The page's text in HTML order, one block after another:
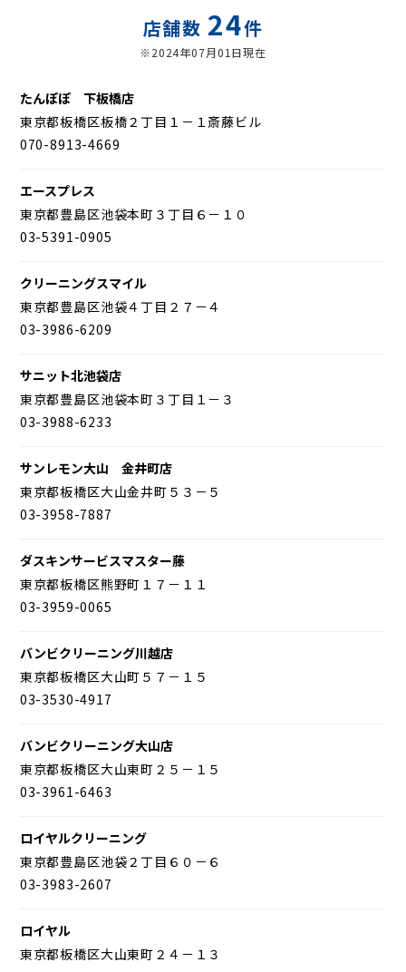
店舗数 24件
※2024年07月01日現在
たんぽぽ 下板橋店
東京都板橋区板橋２丁目１－１斎藤ビル
070-8913-4669
エースプレス
東京都豊島区池袋本町３丁目６－１０
03-5391-0905
クリーニングスマイル
東京都豊島区池袋４丁目２７－４
03-3986-6209
サニット北池袋店
東京都豊島区池袋本町３丁目１－３
03-3988-6233
サンレモン大山 金井町店
東京都板橋区大山金井町５３－５
03-3958-7887
ダスキンサービスマスター藤
東京都板橋区熊野町１７－１１
03-3959-0065
バンビクリーニング川越店
東京都板橋区大山町５７－１５
03-3530-4917
バンビクリーニング大山店
東京都板橋区大山東町２５－１５
03-3961-6463
ロイヤルクリーニング
東京都豊島区池袋２丁目６０－６
03-3983-2607
ロイヤル
東京都板橋区大山東町２４－１３